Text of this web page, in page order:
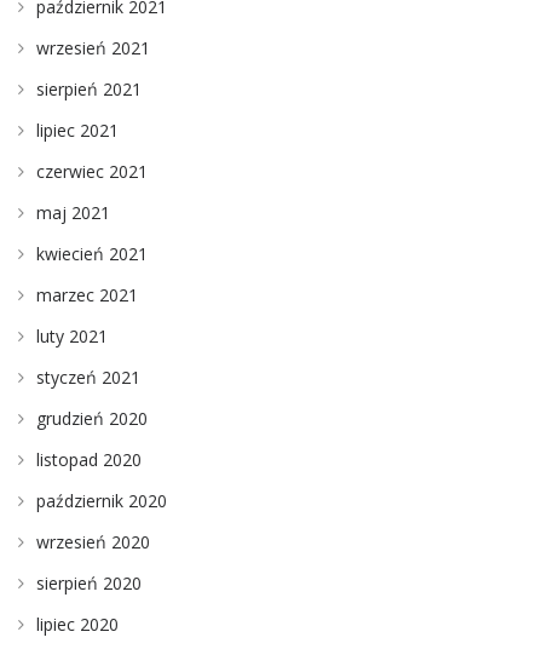
październik 2021
wrzesień 2021
sierpień 2021
lipiec 2021
czerwiec 2021
maj 2021
kwiecień 2021
marzec 2021
luty 2021
styczeń 2021
grudzień 2020
listopad 2020
październik 2020
wrzesień 2020
sierpień 2020
lipiec 2020